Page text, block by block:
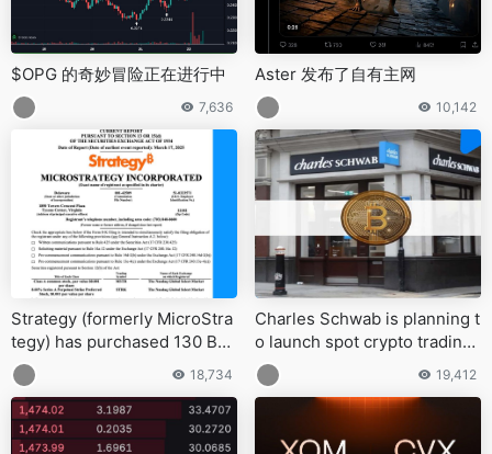
$OPG 的奇妙冒险正在进行中
7,636
Aster 发布了自有主网
10,142
Strategy (formerly MicroStra
tegy) has purchased 130 BT
C for $10.7m at an average p
rice of $82,981 per Bitcoin
18,734
Charles Schwab is planning t
o launch spot crypto trading
within 12 months
19,412